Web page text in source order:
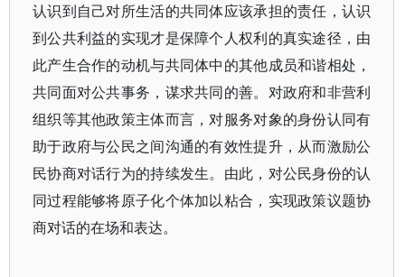
认识到自己对所生活的共同体应该承担的责任，认识
到公共利益的实现才是保障个人权利的真实途径，由
此产生合作的动机与共同体中的其他成员和谐相处，
共同面对公共事务，谋求共同的善。对政府和非营利
组织等其他政策主体而言，对服务对象的身份认同有
助于政府与公民之间沟通的有效性提升，从而激励公
民协商对话行为的持续发生。由此，对公民身份的认
同过程能够将原子化个体加以粘合，实现政策议题协
商对话的在场和表达。